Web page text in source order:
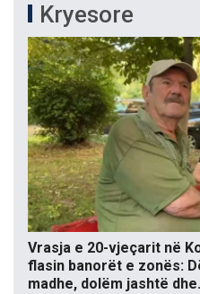
Kryesore
Vrasja e 20-vjeçarit në
flasin banorët e zonës:
madhe, dolëm jashtë